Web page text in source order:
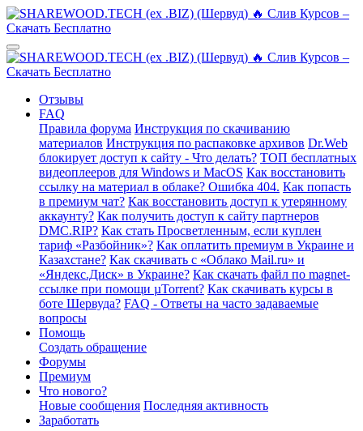
Отзывы
FAQ
Правила форума Инструкция по скачиванию
материалов Инструкция по распаковке архивов Dr.Web
блокирует доступ к сайту - Что делать? ТОП бесплатных
видеоплееров для Windows и MacOS Как восстановить
ссылку на материал в облаке? Ошибка 404. Как попасть
в премиум чат? Как восстановить доступ к утерянному
аккаунту? Как получить доступ к сайту партнеров
DMC.RIP? Как стать Просветленным, если куплен
тариф «Разбойник»? Как оплатить премиум в Украине и
Казахстане? Как скачивать с «Облако Mail.ru» и
«Яндекс.Диск» в Украине? Как скачать файл по magnet-
ссылке при помощи µTorrent? Как скачивать курсы в
боте Шервуда? FAQ - Ответы на часто задаваемые
вопросы
Помощь
Создать обращение
Форумы
Премиум
Что нового?
Новые сообщения Последняя активность
Заработать